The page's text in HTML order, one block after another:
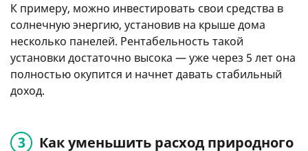
К примеру, можно инвестировать свои средства в
солнечную энергию, установив на крыше дома
несколько панелей. Рентабельность такой
установки достаточно высока — уже через 5 лет она
полностью окупится и начнет давать стабильный
доход.
Как уменьшить расход природного